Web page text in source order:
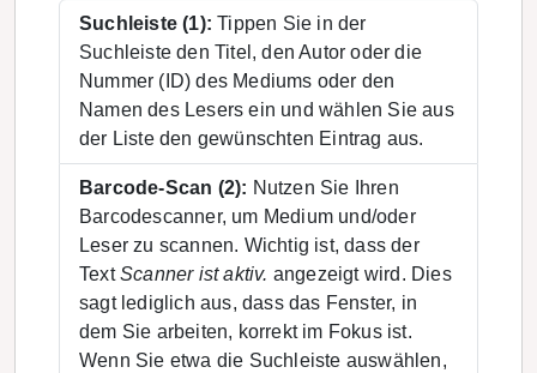
Suchleiste (1): Tippen Sie in der
Suchleiste den Titel, den Autor oder die
Nummer (ID) des Mediums oder den
Namen des Lesers ein und wählen Sie aus
der Liste den gewünschten Eintrag aus.
Barcode-Scan (2): Nutzen Sie Ihren
Barcodescanner, um Medium und/oder
Leser zu scannen. Wichtig ist, dass der
TextScanner ist aktiv. angezeigt wird. Dies
sagt lediglich aus, dass das Fenster, in
dem Sie arbeiten, korrekt im Fokus ist.
Wenn Sie etwa die Suchleiste auswählen,